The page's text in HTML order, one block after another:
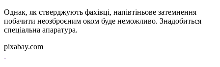
Однак, як стверджують фахівці, напівтіньове затемнення
побачити неозброєним оком буде неможливо. Знадобиться
спеціальна апаратура.
pixabay.com